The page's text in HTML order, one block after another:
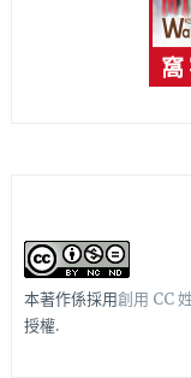
本著作係採用創用 CC
授權.